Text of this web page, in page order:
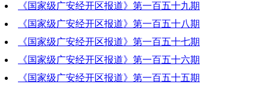
2022-04-07 19:07:41
《国家级广安经开区报道》第一百五十九期
2022-03-31 19:46:29
《国家级广安经开区报道》第一百五十八期
2022-03-24 20:16:09
《国家级广安经开区报道》第一百五十七期
2022-03-17 20:05:04
《国家级广安经开区报道》第一百五十六期
2022-03-10 20:25:20
《国家级广安经开区报道》第一百五十五期